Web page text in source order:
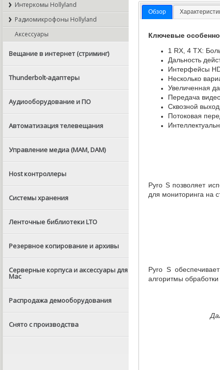
Интеркомы Hollyland
Радиомикрофоны Hollyland
Аксессуары
Вещание в интернет (стриминг)
Thunderbolt-адаптеры
Аудиооборудование и ПО
Автоматизация телевещания
Управление медиа (MAM, DAM)
Host контроллеры
Системы хранения
Ленточные библиотеки LTO
Резервное копирование и архивы
Серверные корпуса и аксессуары для
Mac
Распродажа демооборудования
Снято с производства
Обзор
Ключевые
1 RX 4 TX:
Дальность
Интерфейсы
Несколько
Увеличенная
Передача
Сквозной
Потоковая
Pyro S позволяет
для мониторинга на
Pyro S
алгоритмы